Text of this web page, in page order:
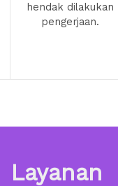
hendak dilakukan
pengerjaan.
Layanan